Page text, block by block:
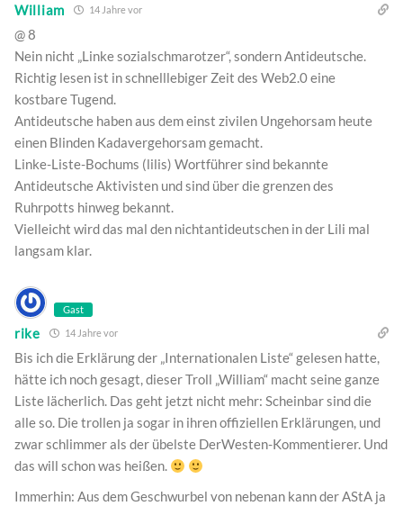
William 14 Jahre vor
@ 8
Nein nicht „Linke sozialschmarotzer“, sondern Antideutsche.
Richtig lesen ist in schnelllebiger Zeit des Web2.0 eine
kostbare Tugend.
Antideutsche haben aus dem einst zivilen Ungehorsam heute
einen Blinden Kadavergehorsam gemacht.
Linke-Liste-Bochums (lilis) Wortführer sind bekannte
Antideutsche Aktivisten und sind über die grenzen des
Ruhrpotts hinweg bekannt.
Vielleicht wird das mal den nichtantideutschen in der Lili mal
langsam klar.
Gast
rike 14 Jahre vor
Bis ich die Erklärung der „Internationalen Liste“ gelesen hatte,
hätte ich noch gesagt, dieser Troll „William“ macht seine ganze
Liste lächerlich. Das geht jetzt nicht mehr: Scheinbar sind die
alle so. Die trollen ja sogar in ihren offiziellen Erklärungen, und
zwar schlimmer als der übelste DerWesten-Kommentierer. Und
das will schon was heißen.
Immerhin: Aus dem Geschwurbel von nebenan kann der AStA ja